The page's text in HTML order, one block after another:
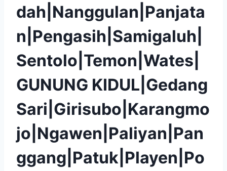
dah|Nanggulan|Panjata
n|Pengasih|Samigaluh|
Sentolo|Temon|Wates|
GUNUNG KIDUL|Gedang
Sari|Girisubo|Karangmo
jo|Ngawen|Paliyan|Pan
ggang|Patuk|Playen|Po